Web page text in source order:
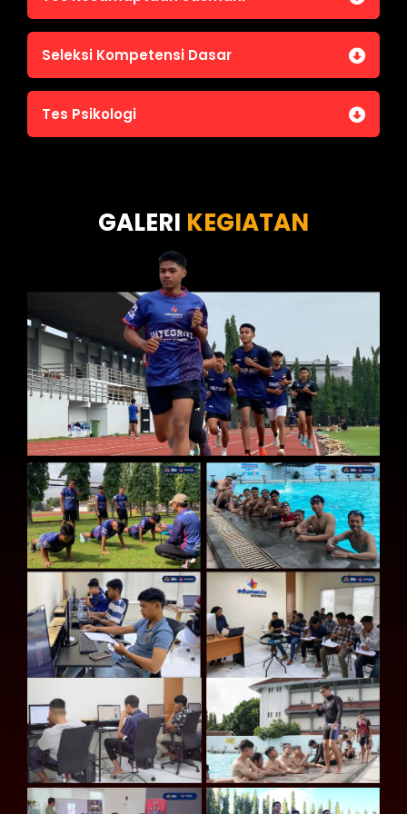
Jasmani A (Lari 12 menit)
Jasmani C (Renang)
Seleksi Kompetensi Dasar
Tes Intelegensi Umum
Tes Psikologi
Tes Kepribadian
GALERI KEGIATAN